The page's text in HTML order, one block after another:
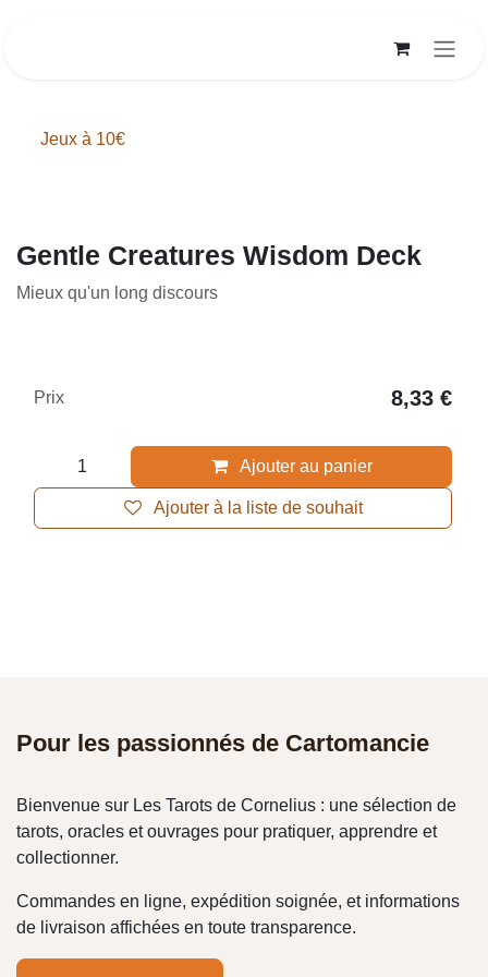
Jeux à 10€
Gentle Creatures Wisdom Deck
Mieux qu'un long discours
Ajouter au panier
Ajouter à la liste de souhait
Prix 8,33 €
Pour les passionnés de Cartomancie
Bienvenue sur Les Tarots de Cornelius : une sélection de
tarots, oracles et ouvrages pour pratiquer, apprendre et
collectionner.
Commandes en ligne, expédition soignée, et informations
de livraison affichées en toute transparence.